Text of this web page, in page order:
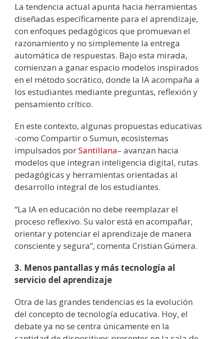
La tendencia actual apunta hacia herramientas
diseñadas específicamente para el aprendizaje,
con enfoques pedagógicos que promuevan el
razonamiento y no simplemente la entrega
automática de respuestas. Bajo esta mirada,
comienzan a ganar espacio modelos inspirados
en el método socrático, donde la IA acompaña a
los estudiantes mediante preguntas, reflexión y
pensamiento crítico.
En este contexto, algunas propuestas educativas
-como Compartir o Sumun, ecosistemas
impulsados porSantillana– avanzan hacia
modelos que integran inteligencia digital, rutas
pedagógicas y herramientas orientadas al
desarrollo integral de los estudiantes.
“La IA en educación no debe reemplazar el
proceso reflexivo. Su valor está en acompañar,
orientar y potenciar el aprendizaje de manera
consciente y segura”, comenta Cristian Gúmera.
3. Menos pantallas y más tecnología al
servicio del aprendizaje
Otra de las grandes tendencias es la evolución
del concepto de tecnología educativa. Hoy, el
debate ya no se centra únicamente en la